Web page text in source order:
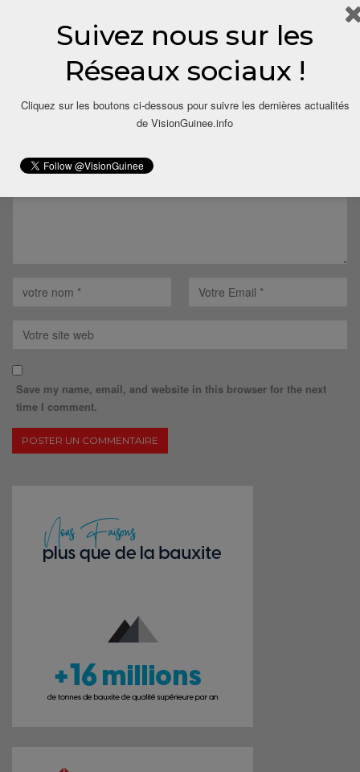
LAISSER UN COMMENTAIRE
Votre adresse email ne sera pas publiée.
Save my name, email, and website in this browser for the next
time I comment.
Suivez nous sur les
Réseaux sociaux !
Cliquez sur les boutons ci-dessous pour suivre les dernières actualités
de VisionGuinee.info